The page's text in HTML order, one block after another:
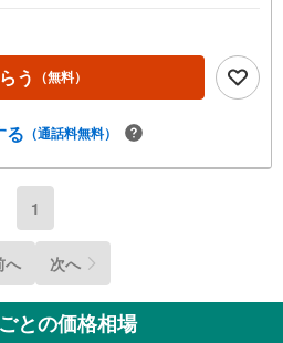
う （無料）
る （通話料無料）
1
へ 次へ
との価格相場